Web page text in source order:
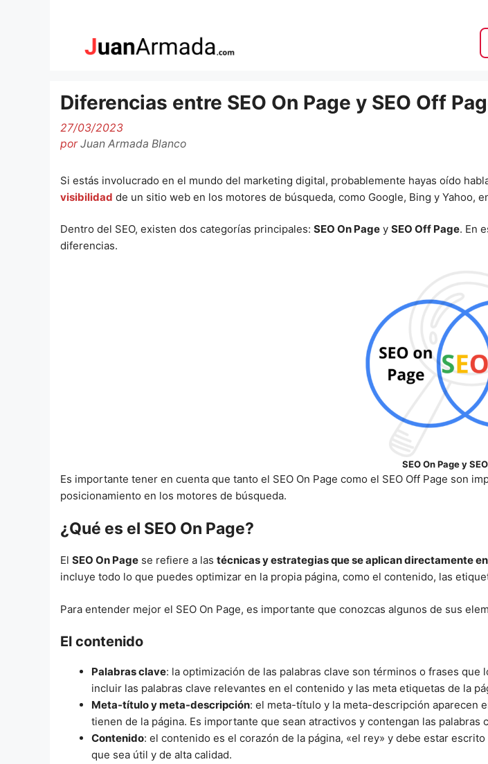
Diferencias entre SEO On Page y SEO Off
27/03/2023
porJuan Armada Blanco
Si estás involucrado en el mundo del marketing digital, probablemente hayas oído
visibilidad de un sitio web en los motores de búsqueda, como Google, Bing y Yahoo,
Dentro del SEO, existen dos categorías principales: SEO On Page y SEO Off Page. En
diferencias.
SEO On Page y
Es importante tener en cuenta que tanto el SEO On Page como el SEO Off Page son
posicionamiento en los motores de búsqueda.
¿Qué es el SEO On Page?
El SEO On Page se refiere a las técnicas y estrategias que se aplican directamente
incluye todo lo que puedes optimizar en la propia página, como el contenido, las
Para entender mejor el SEO On Page, es importante que conozcas algunos de sus
El contenido
Palabras clave: la optimización de las palabras clave son términos o frases
incluir las palabras clave relevantes en el contenido y las meta etiquetas de la
Meta-título y meta-descripción: el meta-título y la meta-descripción aparecen
tienen de la página. Es importante que sean atractivos y contengan las palabras
Contenido: el contenido es el corazón de la página, «el rey» y debe estar
que sea útil y de alta calidad.